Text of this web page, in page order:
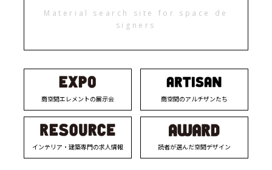
Material search site for space de
signers
商空間エレメントの展示会 商空間のアルチザンたち
インテリア・建築専門の求人情報 読者が選んだ空間デザイン